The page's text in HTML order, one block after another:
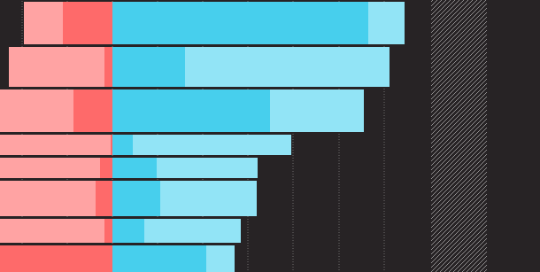
Share